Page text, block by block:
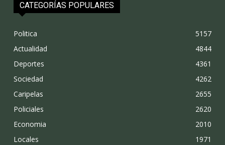
CATEGORÍAS POPULARES
Politica
5157
Actualidad
4844
Deportes
4361
Sociedad
4262
Caripelas
2655
Policiales
2620
Economia
2010
Locales
1971